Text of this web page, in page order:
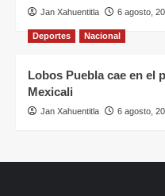
Jan Xahuentitla 6 agosto,
Deportes Nacional
Lobos Puebla cae en el
Mexicali
Jan Xahuentitla 6 agosto,